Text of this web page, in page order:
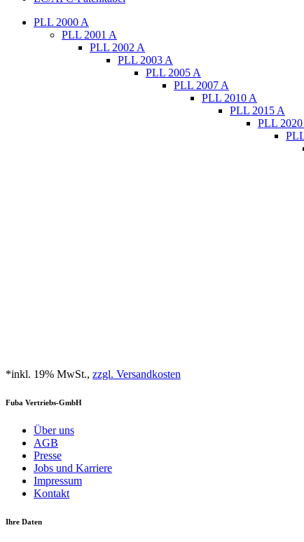
PLL 2000 A
PLL 2001 A
PLL 2002 A
PLL 2003 A
PLL 2005 A
PLL 2007 A
PLL 2010 A
PLL 2015 A
PLL 2020
*inkl. 19% MwSt., zzgl. Versandkosten
Fuba Vertriebs-GmbH
Über uns
AGB
Presse
Jobs und Karriere
Impressum
Kontakt
Ihre Daten